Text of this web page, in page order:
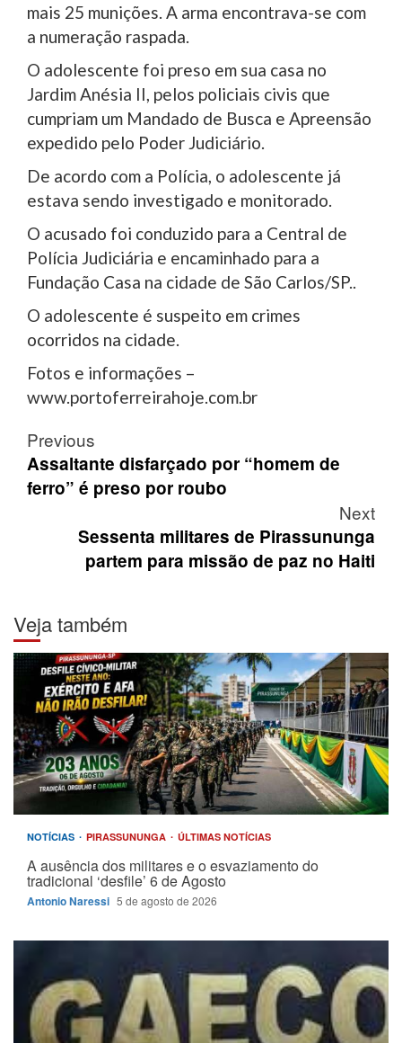
mais 25 munições. A arma encontrava-se com
a numeração raspada.
O adolescente foi preso em sua casa no
Jardim Anésia II, pelos policiais civis que
cumpriam um Mandado de Busca e Apreensão
expedido pelo Poder Judiciário.
De acordo com a Polícia, o adolescente já
estava sendo investigado e monitorado.
O acusado foi conduzido para a Central de
Polícia Judiciária e encaminhado para a
Fundação Casa na cidade de São Carlos/SP..
O adolescente é suspeito em crimes
ocorridos na cidade.
Fotos e informações –
www.portoferreirahoje.com.br
Post
navigation
Previous
Assaltante disfarçado por “homem de
ferro” é preso por roubo
Next
Sessenta militares de Pirassununga
partem para missão de paz no Haiti
Veja também
NOTÍCIAS PIRASSUNUNGA ÚLTIMAS NOTÍCIAS
A ausência dos militares e o esvaziamento do
tradicional ‘desfile’ 6 de Agosto
Antonio Naressi 5 de agosto de 2026